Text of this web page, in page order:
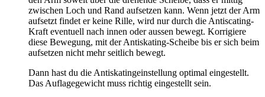
zwischen Loch und Rand aufsetzen kann. Wenn jetzt der Arm
aufsetzt findet er keine Rille, wird nur durch die Antiscating-
Kraft eventuell nach innen oder aussen bewegt. Korrigiere
diese Bewegung, mit der Antiskating-Scheibe bis er sich beim
aufsetzen nicht mehr seitlich bewegt.
Dann hast du die Antiskatingeinstellung optimal eingestellt.
Das Auflagegewicht muss richtig eingestellt sein.